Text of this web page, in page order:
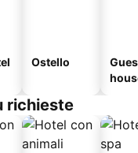
Ostello
richieste